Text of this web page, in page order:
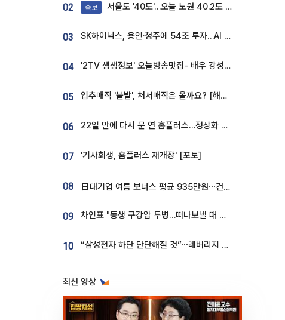
02 속보 서울도 '40도'…오늘 노원 40.2도 기록
03 SK하이닉스, 용인·청주에 54조 투자…AI 메모리 생산기지 키운다
04 '2TV 생생정보' 오늘방송맛집- 배우 강성진 단골! 쌀국수ㆍ푸팟퐁 커리 맛집 '블○○○'
05 입추매직 '불발', 처서매직은 올까요? [해시태그]
06 22일 만에 다시 문 연 홈플러스…정상화 바쁜데 재고 없어 ‘발동동’[가보니]
07 '기사회생, 홈플러스 재개장' [포토]
08 日대기업 여름 보너스 평균 935만원⋯건설회사 1800만 넘어
09 차인표 "동생 구강암 투병…떠나보낼 때 가장 힘들었다”
10 “삼성전자 하단 단단해질 것”⋯레버리지 규제에 쏠림 완화 [찐코노미]
최신 영상